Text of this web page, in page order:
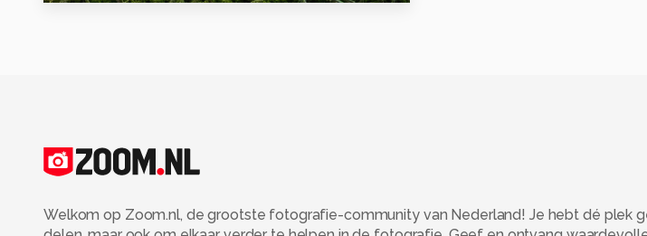
Welkom op Zoom.nl, de grootste fotografie-community van Nederland! Je hebt dé plek